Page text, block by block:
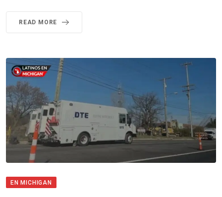
READ MORE
EN MICHIGAN